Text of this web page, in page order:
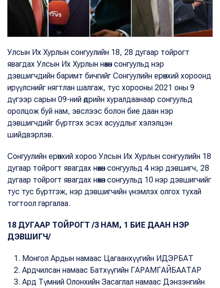
Улсын Их Хурлын сонгуулийн 18, 28 дугаар тойрогт
явагдах Улсын Их Хурлын нөхөн сонгуульд нэр
дэвшигчдийн баримт бичгийг Сонгуулийн ерөнхий хороонд
ирүүлснийг нягтлан шалгаж, тус хорооны 2021 оны 9
дүгээр сарын 09-ний өдрийн хуралдаанаар сонгуульд
оролцож буй нам, эвслээс болон бие даан нэр
дэвшигчдийг бүртгэх эсэх асуудлыг хэлэлцэн
шийдвэрлэв.
Сонгуулийн ерөнхий хороо Улсын Их Хурлын сонгуулийн 18
дугаар тойрогт явагдах нөхөн сонгуульд 4 нэр дэвшигч, 28
дугаар тойрогт явагдах нөхөн сонгуульд 10 нэр дэвшигчийг
тус тус бүртгэж, нэр дэвшигчийн үнэмлэх олгох тухай
тогтоол гаргалаа.
18 ДУГААР ТОЙРОГТ /3 НАМ, 1 БИЕ ДААН НЭР
ДЭВШИГЧ/
Монгол Ардын намаас Цагаанхүүгийн ИДЭРБАТ
Ардчилсан намаас Батхүүгийн ГАРАМГАЙБААТАР
Ард Түмний Олонхийн Засаглал намаас Дэнзэнгийн